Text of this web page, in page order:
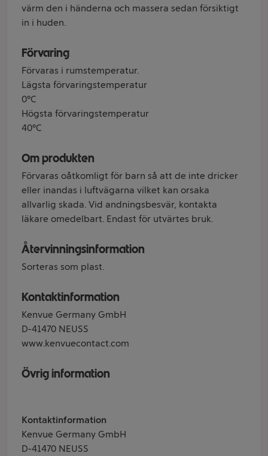
värm den i händerna och massera sedan försiktigt
in i huden.
Förvaring
Förvaras i rumstemperatur.
Lägsta förvaringstemperatur
0°C
Högsta förvaringstemperatur
40°C
Om produkten
Förvaras oåtkomligt för barn så att de inte dricker
eller inandas i luftvägarna vilket kan orsaka
allvarlig skada. Vid andningsbesvär, kontakta
läkare omedelbart. Endast för utvärtes bruk.
Återvinningsinformation
Sorteras som plast.
Kontaktinformation
Kenvue Germany GmbH
D-41470 NEUSS
www.kenvuecontact.com
Övrig information
Kontaktinformation
Kenvue Germany GmbH
D-41470 NEUSS